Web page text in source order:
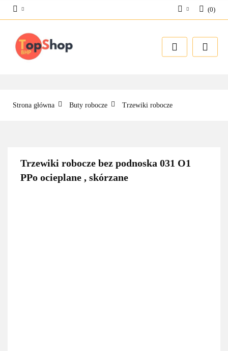
Zarejestruj się
(0)
Strona główna Buty robocze Trzewiki robocze
Trzewiki robocze bez podnoska 031 O1
PPo ocieplane , skórzane